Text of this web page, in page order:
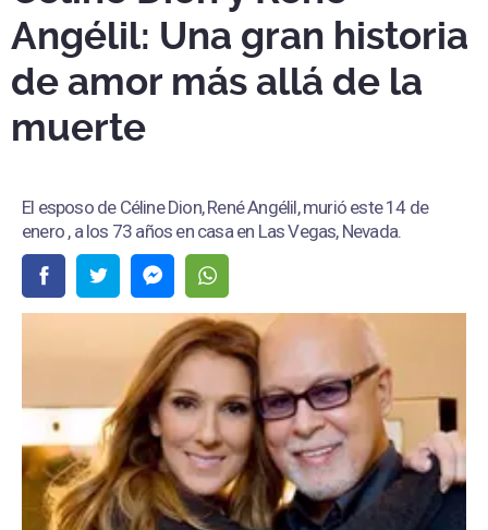
Angélil: Una gran historia
de amor más allá de la
muerte
El esposo de Céline Dion, René Angélil, murió este 14 de
enero , a los 73 años en casa en Las Vegas, Nevada.